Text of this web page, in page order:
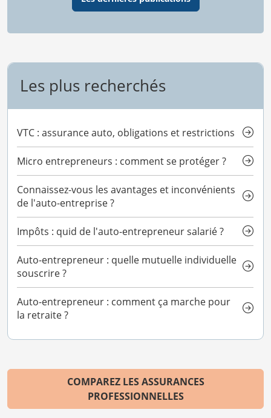
Les plus recherchés
VTC : assurance auto, obligations et restrictions
Micro entrepreneurs : comment se protéger ?
Connaissez-vous les avantages et inconvénients
de l'auto-entreprise ?
Impôts : quid de l'auto-entrepreneur salarié ?
Auto-entrepreneur : quelle mutuelle individuelle
souscrire ?
Auto-entrepreneur : comment ça marche pour
la retraite ?
COMPAREZ LES ASSURANCES
PROFESSIONNELLES